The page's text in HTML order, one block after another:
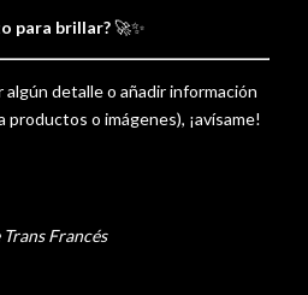
para brillar?🚀✨
algún detalle o añadir información
productos o imágenes), ¡avísame!
Francés